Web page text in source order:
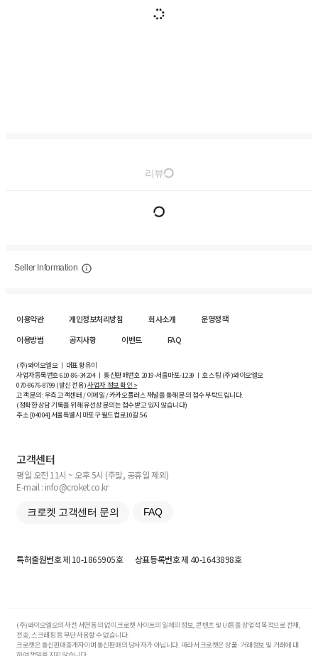
리뷰
Seller Information
이용약관 개인정보처리방침 회사소개
운영정책
이용방법
공지사항 이벤트 FAQ
(주)와이오엘오 ㅣ 대표 황유미
사업자등록번호610-86-34204ㅣ 통신판매번호 2019-서울마포-1239 ㅣ 호스팅 (주)와이오엘오
070-8676-8799 (발신 전용)사업자 정보 확인 >
고객 문의: 우측 고객센터 / 이메일 / 카카오플러스 채널을 통해 문의 접수 부탁드립니다.
(정확한 상담 기록을 위해 유선상 문의는 접수받고 있지 않습니다)
주소 [04004] 서울특별시 마포구 월드컵로10길5-6
고객센터
평일 오전 11시 ~ 오후 5시 (주말, 공휴일 제외)
E-mail : info@croket.co.kr
크로켓 고객센터 문의 FAQ
특허출원번호제 10-1865905호 상표등록번호제 40-1643898호
(주)와이오엘오의 사전 서면 동의 없이 크로켓 사이트의 일체의 정보, 콘텐츠 및 UI등을 상업적 목적으로 전재,
전송, 스크래핑 등 무단 사용할 수 없습니다.
크로켓은 통신판매중개자이며 통신판매의 당사자가 아닙니다. 따라서 크로켓은 상품·거래정보 및 거래에 대